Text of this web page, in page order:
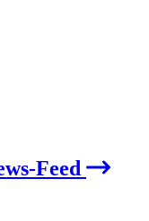
Feed